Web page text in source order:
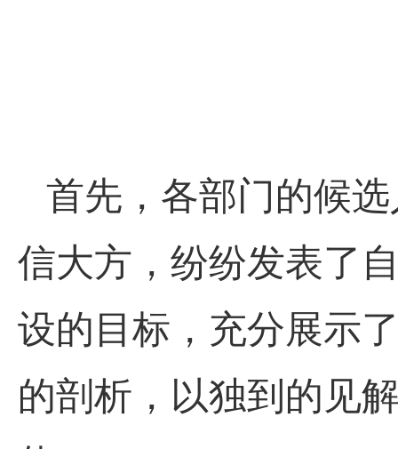
首先，各部门的候
信大方，纷纷发表了
设的目标，充分展示
的剖析，以独到的见